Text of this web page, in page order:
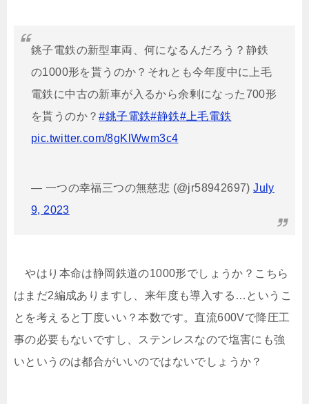
銚子電鉄の新型車両、何になるんだろう？静鉄
の1000形を貰うのか？それとも今年度中に上毛
電鉄に中古の新車が入るから余剰になった700形
を貰うのか？#銚子電鉄#静鉄#上毛電鉄
pic.twitter.com/8gKlWwm3c4
— 一つの幸福三つの無慈悲 (@jr58942697)July
9, 2023
やはり本命は静岡鉄道の1000形でしょうか？こちら
はまだ2編成ありますし、来年度も導入する…というこ
とを考えると丁度いい？本数です。直流600Vで降圧工
事の必要もないですし、ステンレスなので塩害にも強
いというのは都合がいいのではないでしょうか？